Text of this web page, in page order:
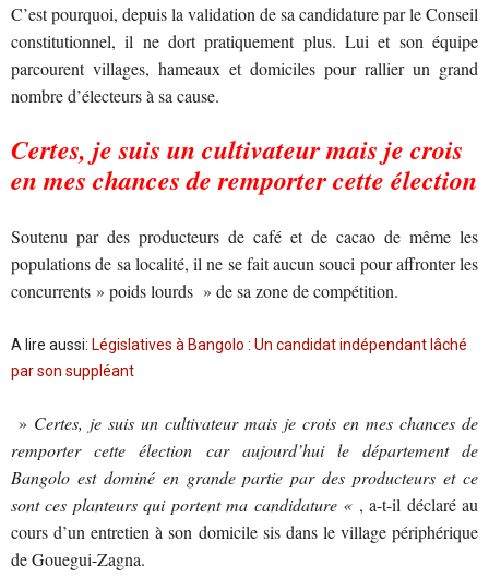
C’est pourquoi, depuis la validation de sa candidature par le Conseil
constitutionnel, il ne dort pratiquement plus. Lui et son équipe
parcourent villages, hameaux et domiciles pour rallier un grand
nombre d’électeurs à sa cause.
Certes, je suis un cultivateur mais je crois
en mes chances de remporter cette élection
Soutenu par des producteurs de café et de cacao de même les
populations de sa localité, il ne se fait aucun souci pour affronter les
concurrents » poids lourds » de sa zone de compétition.
A lire aussi: Législatives à Bangolo : Un candidat indépendant lâché
par son suppléant
» Certes, je suis un cultivateur mais je crois en mes chances de
remporter cette élection car aujourd’hui le département de
Bangolo est dominé en grande partie par des producteurs et ce
sont ces planteurs qui portent ma candidature « , a-t-il déclaré au
cours d’un entretien à son domicile sis dans le village périphérique
de Gouegui-Zagna.